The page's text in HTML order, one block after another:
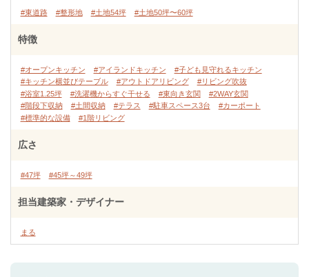
#東道路 #整形地 #土地54坪 #土地50坪〜60坪
特徴
#オープンキッチン #アイランドキッチン
#子ども見守れるキッチン
#キッチン横並びテーブル
#アウトドアリビング
#リビング吹抜
#浴室1.25坪
#洗濯機からすぐ干せる #東向き玄関
#2WAY玄関
#階段下収納
#土間収納 #テラス #駐車スペース3台
#カーポート
#標準的な設備
#1階リビング
広さ
#47坪 #45坪～49坪
担当建築家・デザイナー
まる